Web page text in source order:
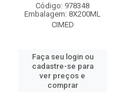
Código: 978348
Embalagem: 8X200ML
CIMED
Faça seu login ou
cadastre-se para
ver preços e
comprar